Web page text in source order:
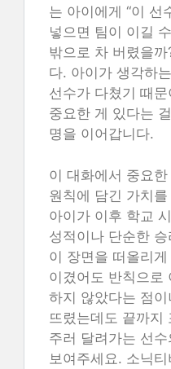
는 아이에게 “이 선
넣으면 팀이 이길
밖으로 차 버렸을
다. 아이가 생각하
선수가 다쳤기 때
중요한 게 있다는
명을 이어갑니다.
이 대화에서 중요
원칙에 담긴 가치
아이가 이후 학교
성적이나 단순한
이 장면을 떠올리
이겼어도 반칙으로
하지 않았다는 점
뜨렸는데도 끝까지
주러 달려가는 선
보여주세요. 소닉